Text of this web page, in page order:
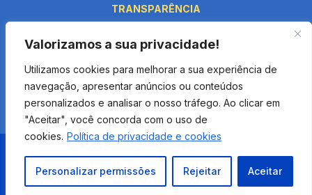
Valorizamos a sua privacidade!
Utilizamos cookies para melhorar a sua experiência de
navegação, apresentar anúncios ou conteúdos
personalizados e analisar o nosso tráfego. Ao clicar em
"Aceitar", você concorda com o uso de
cookies. Política de privacidade e cookies
Personalizar permissões Rejeitar Aceitar
TRANSPARÊNCIA
TERMOS E CONDIÇÕES
FALE CONOSCO
Diário da Net © 2026. Todos os direitos reservados por Âmbito Digital
Media.